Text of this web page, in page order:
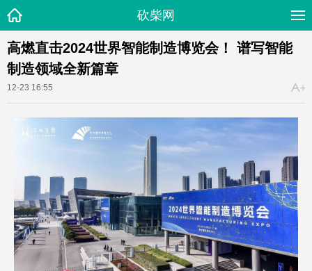
砍柴网
高燃直击2024世界智能制造博览会！ 谱写智能
制造领域全新篇章
12-23 16:55